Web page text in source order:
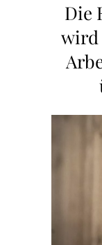
Die
wird